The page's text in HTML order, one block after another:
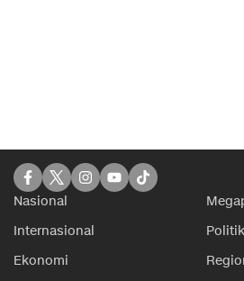
Nasional
Internasional
Politik
Ekonomi